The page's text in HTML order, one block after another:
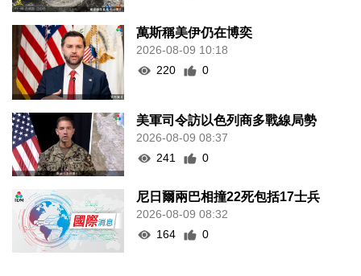
萬斯稱美伊仍在博奕
2026-08-09 10:18
220
0
美軍司令訪以色列商多戰線局勢
2026-08-09 08:37
241
0
尼日爾兩巴相撞22死包括17士兵
2026-08-09 08:32
164
0